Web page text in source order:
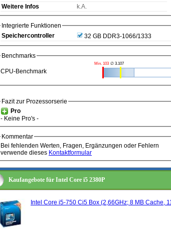
Weitere Infos
k.A.
Integrierte Funktionen
Speichercontroller
32 GB DDR3-1066/1333
Benchmarks
CPU-Benchmark
Min. 103 ∅ 3.107
Fazit zur Prozessorserie
Pro
- Keine Pro's -
Kommentar
Bei fehlenden Werten, Fragen, Ergänzungen oder Fehlern
verwende dieses Kontaktformular
Kaufangebote für Intel Core i5 2380P
Intel Core i5-750 Ci5 Box (2,66GHz; 8 MB Cache,